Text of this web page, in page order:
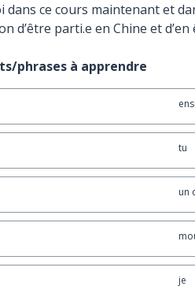
dans ce cours maintenant et
d’être parti.e en Chine et
phrases à apprendre
tu
un
je